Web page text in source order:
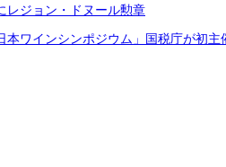
レジョン・ドヌール勲章
本ワインシンポジウム」国税庁が初主